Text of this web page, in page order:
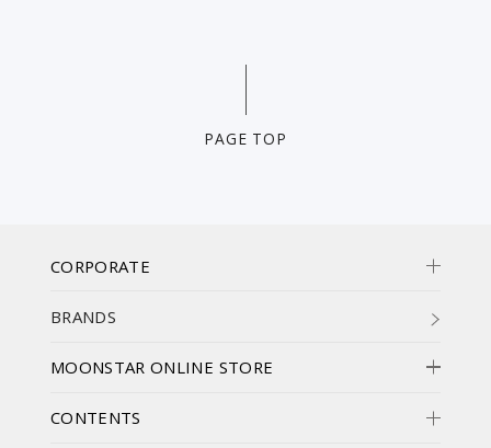
PAGE TOP
CORPORATE
BRANDS
MOONSTAR ONLINE STORE
CONTENTS